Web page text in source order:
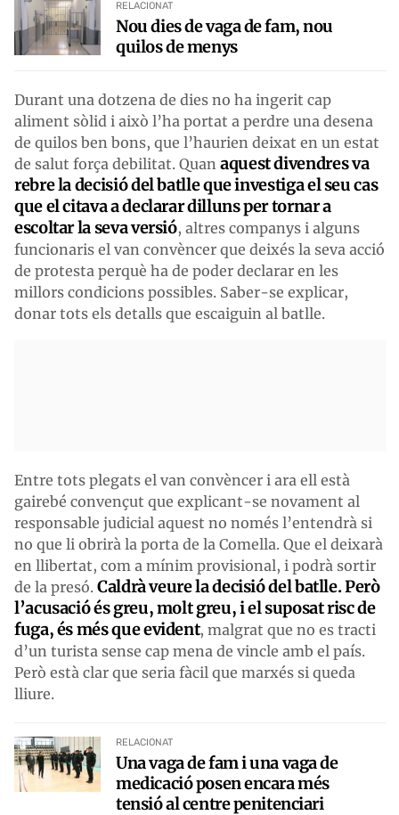
RELACIONAT
Nou dies de vaga de fam, nou
quilos de menys
Durant una dotzena de dies no ha ingerit cap
aliment sòlid i això l’ha portat a perdre una desena
de quilos ben bons, que l’haurien deixat en un estat
de salut força debilitat. Quan aquest divendres va
rebre la decisió del batlle que investiga el seu cas
que el citava a declarar dilluns per tornar a
escoltar la seva versió, altres companys i alguns
funcionaris el van convèncer que deixés la seva acció
de protesta perquè ha de poder declarar en les
millors condicions possibles. Saber-se explicar,
donar tots els detalls que escaiguin al batlle.
Entre tots plegats el van convèncer i ara ell està
gairebé convençut que explicant-se novament al
responsable judicial aquest no només l’entendrà si
no que li obrirà la porta de la Comella. Que el deixarà
en llibertat, com a mínim provisional, i podrà sortir
de la presó. Caldrà veure la decisió del batlle. Però
l’acusació és greu, molt greu, i el suposat risc de
fuga, és més que evident, malgrat que no es tracti
d’un turista sense cap mena de vincle amb el país.
Però està clar que seria fàcil que marxés si queda
lliure.
RELACIONAT
Una vaga de fam i una vaga de
medicació posen encara més
tensió al centre penitenciari